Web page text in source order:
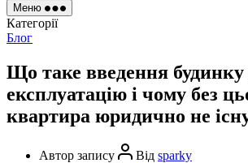
Меню
Категорії
Блог
Що таке введення будинку
експлуатацію і чому без
квартира юридично не
Автор запису Від sparky